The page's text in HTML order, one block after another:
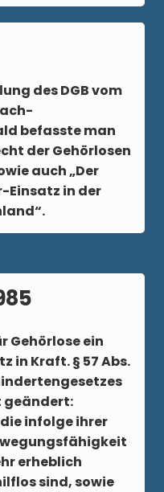
des DGB vom
befasste man
der Gehörlosen
auch „Der
Einsatz in der
Gehörlose ein
in Kraft. § 57 Abs.
geändert:
infolge ihrer
erheblich
sind, sowie